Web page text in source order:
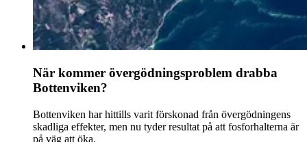
När kommer övergödningsproblem drabba
Bottenviken?
Bottenviken har hittills varit förskonad från övergödningens
skadliga effekter, men nu tyder resultat på att fosforhalterna är
på väg att öka.